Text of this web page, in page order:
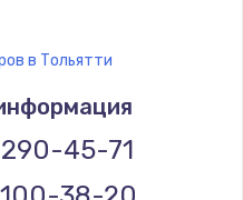
в Тольятти
45-71